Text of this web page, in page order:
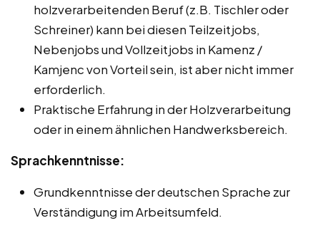
holzverarbeitenden Beruf (z.B. Tischler oder
Schreiner) kann bei diesen Teilzeitjobs,
Nebenjobs und Vollzeitjobs in Kamenz /
Kamjenc von Vorteil sein, ist aber nicht immer
erforderlich.
Praktische Erfahrung in der Holzverarbeitung
oder in einem ähnlichen Handwerksbereich.
Sprachkenntnisse:
Grundkenntnisse der deutschen Sprache zur
Verständigung im Arbeitsumfeld.